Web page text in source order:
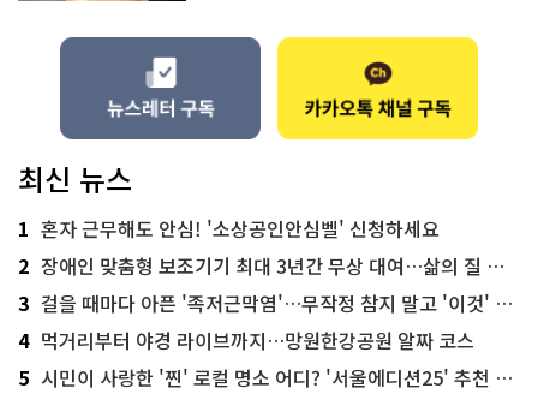
최신 뉴스
1 혼자 근무해도 안심! '소상공인안심벨' 신청하세요
2 장애인 맞춤형 보조기기 최대 3년간 무상 대여…삶의 질 높인다
3 걸을 때마다 아픈 '족저근막염'…무작정 참지 말고 '이것' 해보세요!
4 먹거리부터 야경 라이브까지…망원한강공원 알짜 코스
5 시민이 사랑한 '찐' 로컬 명소 어디? '서울에디션25' 추천 코스